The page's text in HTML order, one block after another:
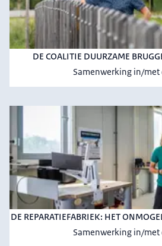
DE COALITIE DUURZAME
Samenwerking in/met
DE REPARATIEFABRIEK: HET
Samenwerking in/met